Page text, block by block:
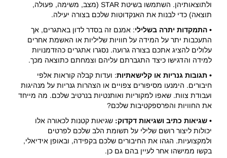
ולתוצאותיהן. השתמשו בשיטת STAR (מצב, משימה, פעולה,
תוצאה) כדי לבנות את האנקדוטות שלכם בצורה יעילה.
• התמקדות יתרה בשלילי: אמנם זה בסדר לדון באתגרים, אך
התעכבות יתר על המידה על חוויות שליליות או האשמת אחרים
עלולים להציג אתכם בצורה גרועה. נסגרו אתגרים כהזדמנויות
למידה והדגישו כיצד התגברתם עליהם וצמחתם כתוצאה מכך.
• תגובות גנריות או קלישאתיות: ועדות קבלה קוראות אלפי
חיבורים. הימנעו מסיפורים צפויים או הצהרות גנריות על מנהיגות
ועבודת צוות. שאפו למקוריות ואותנטיות בנרטיב שלכם. מה מייחד
את החוויות והפרספקטיבות שלכם?
• שגיאות כתיב ושגיאות דקדוק: שגיאות קטנות לכאורה אלו
יכולות ליצור רושם שלילי על תשומת הלב שלכם לפרטים
ולמקצועיות. הגהו את החיבורים שלכם בקפידה, ובאופן אידיאלי,
בקשו ממישהו אחר לעיין בהם גם כן.